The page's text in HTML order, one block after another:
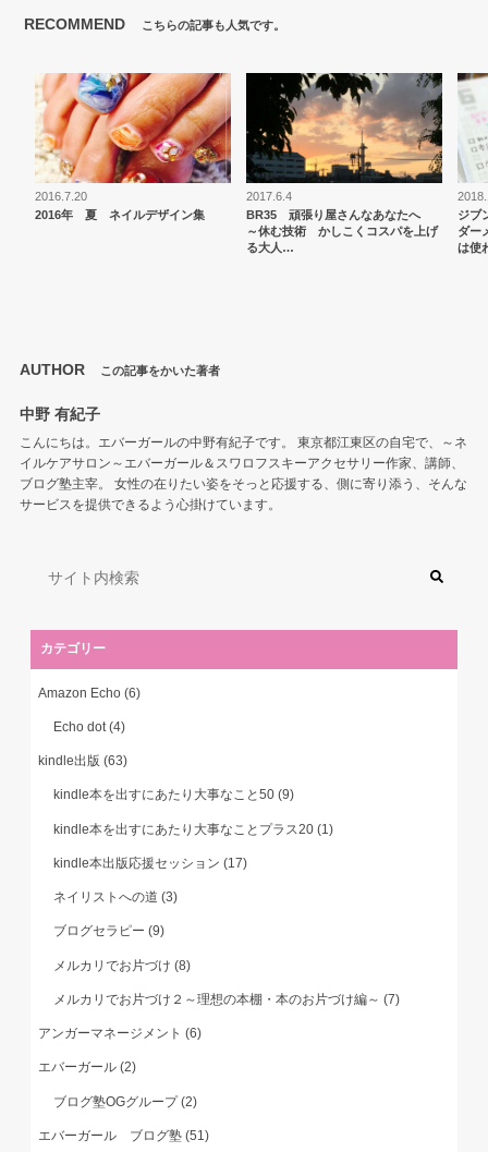
RECOMMEND こちらの記事も人気です。
2016.7.20
2016年 夏 ネイルデザイン集
2017.6.4
BR35 頑張り屋さんなあなたへ
～休む技術 かしこくコスパを上げ
る大人…
ジブ
ダー
は使
AUTHOR この記事をかいた著者
中野 有紀子
こんにちは。エバーガールの中野有紀子です。 東京都江東区の自宅で、～ネ
イルケアサロン～エバーガール＆スワロフスキーアクセサリー作家、講師、
ブログ塾主宰。 女性の在りたい姿をそっと応援する、側に寄り添う、そんな
サービスを提供できるよう心掛けています。
カテゴリー
Amazon Echo(6)
Echo dot(4)
kindle出版(63)
kindle本を出すにあたり大事なこと50(9)
kindle本を出すにあたり大事なことプラス20(1)
kindle本出版応援セッション(17)
ネイリストへの道(3)
ブログセラピー(9)
メルカリでお片づけ(8)
メルカリでお片づけ２～理想の本棚・本のお片づけ編～(7)
アンガーマネージメント(6)
エバーガール(2)
ブログ塾OGグループ(2)
エバーガール ブログ塾(51)